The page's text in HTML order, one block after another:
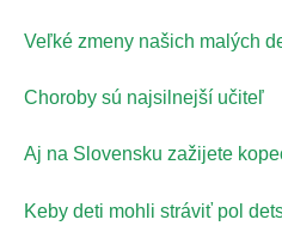
Veľké zmeny našich malých
Choroby sú najsilnejší učiteľ
Aj na Slovensku zažijete
Keby deti mohli stráviť pol